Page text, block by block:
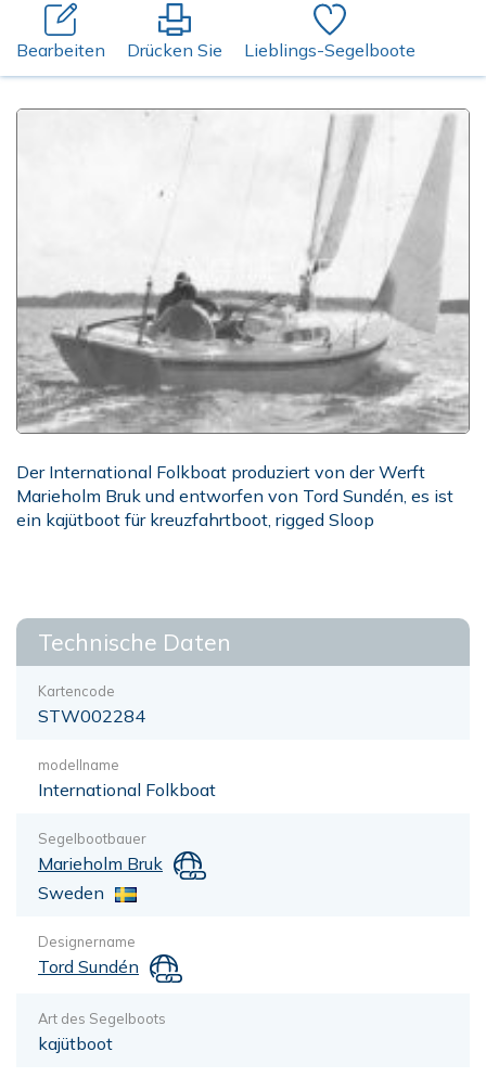
Bearbeiten Drücken Sie Lieblings-Segelboote
Der International Folkboat produziert von der Werft
Marieholm Bruk und entworfen von Tord Sundén, es ist
ein kajütboot für kreuzfahrtboot, rigged Sloop
Technische Daten
Kartencode
STW002284
modellname
International Folkboat
Segelbootbauer
Marieholm Bruk
Sweden
Designername
Tord Sundén
Art des Segelboots
kajütboot